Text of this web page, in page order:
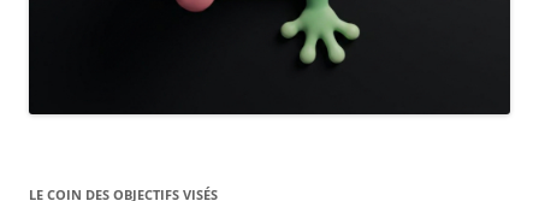
LE COIN DES OBJECTIFS VISÉS